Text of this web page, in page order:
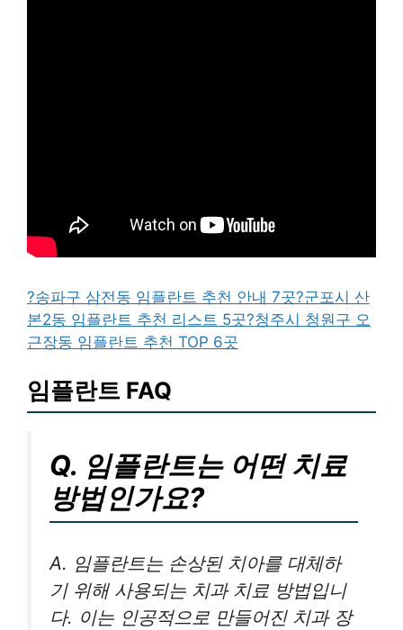
?송파구 삼전동 임플란트 추천 안내 7곳?군포시 산
본2동 임플란트 추천 리스트 5곳?청주시 청원구 오
근장동 임플란트 추천 TOP 6곳
임플란트 FAQ
Q. 임플란트는 어떤 치료
방법인가요?
A. 임플란트는 손상된 치아를 대체하
기 위해 사용되는 치과 치료 방법입니
다. 이는 인공적으로 만들어진 치과 장